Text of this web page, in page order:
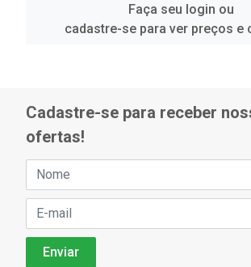
Faça seu login ou
cadastre-se para ver preços e
Cadastre-se para receber
ofertas!